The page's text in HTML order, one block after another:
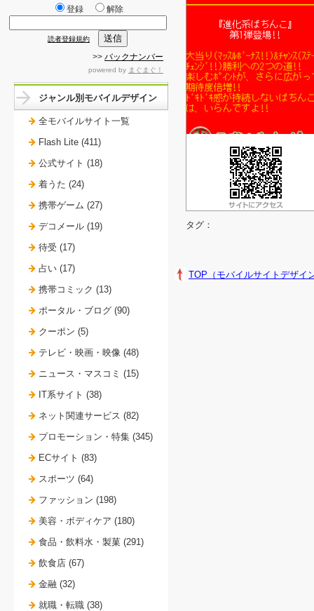
タグ：
TOP（モバイルサイトデザ
登録 解除
読者登録規約
>> バックナンバー
powered by まぐまぐ！
ジャンル別モバイルデザイン
全モバイルサイト一覧
Flash Lite (411)
公式サイト (18)
着うた (24)
携帯ゲーム (27)
デコメール (19)
待受 (17)
占い (17)
携帯コミック (13)
ポータル・ブログ (90)
クーポン (5)
テレビ・映画・映像 (48)
ニュース・マスコミ (15)
IT系サイト (38)
ネット関連サービス (82)
プロモーション・特集 (345)
ECサイト (83)
スポーツ (64)
ファッション (198)
美容・ボディケア (180)
食品・飲料水・製菓 (291)
飲食店 (67)
金融 (32)
就職・転職 (38)